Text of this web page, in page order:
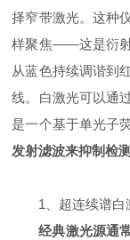
择窄带激光。这种
样聚焦——这是衍射
从蓝色持续调谐到
线。白激光可以通
是一个基于单光子
发射滤波来抑制检
1、超连续谱白
经典激光源通